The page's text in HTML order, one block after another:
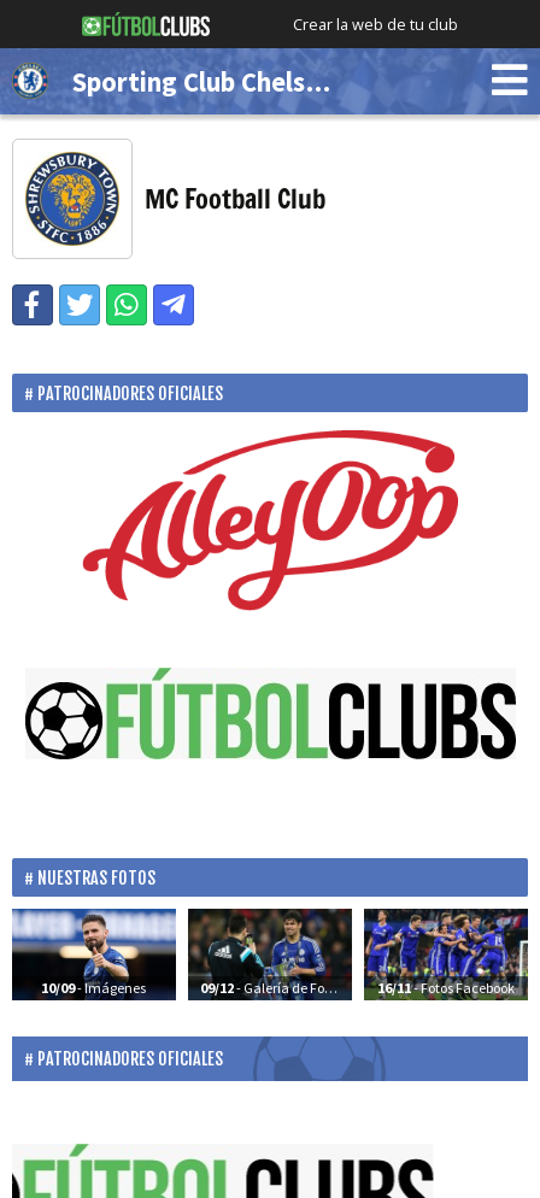
Crear la web de tu club
Sporting Club Chelsea (Demo)
MC Football Club
PATROCINADORES OFICIALES
NUESTRAS FOTOS
10/09- Imágenes 09/12- Galería de Fotos 16/11- Fotos Facebook
PATROCINADORES OFICIALES